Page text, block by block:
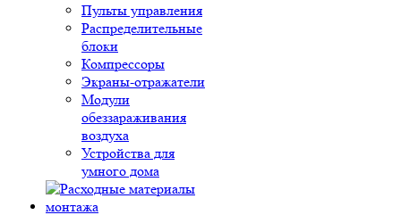
Пульты управления
Распределительные
блоки
Компрессоры
Экраны-отражатели
Модули
обеззараживания
воздуха
Устройства для
умного дома